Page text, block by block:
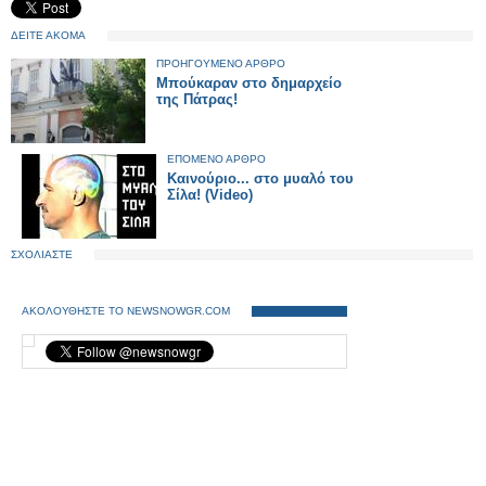
ΔΕΙΤΕ ΑΚΟΜΑ
ΠΡΟΗΓΟΥΜΕΝΟ ΑΡΘΡΟ
Μπούκαραν στο δημαρχείο
της Πάτρας!
ΕΠΟΜΕΝΟ ΑΡΘΡΟ
Καινούριο... στο μυαλό του
Σίλα! (Video)
ΣΧΟΛΙΑΣΤΕ
ΑΚΟΛΟΥΘΗΣΤΕ ΤΟ NEWSNOWGR.COM